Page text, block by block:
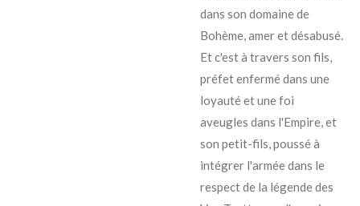
dans son domaine de
Bohème, amer et désabusé.
Et c'est à travers son fils,
préfet enfermé dans une
loyauté et une foi
aveugles dans l'Empire, et
son petit-fils, poussé à
intégrer l'armée dans le
respect de la légende des